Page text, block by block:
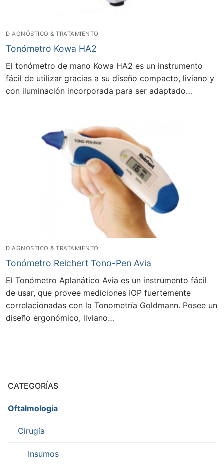
DIAGNÓSTICO & TRATAMIENTO
Tonómetro Kowa HA2
El tonómetro de mano Kowa HA2 es un instrumento
fácil de utilizar gracias a su diseño compacto, liviano y
con iluminación incorporada para ser adaptado…
DIAGNÓSTICO & TRATAMIENTO
Tonómetro Reichert Tono-Pen Avia
El Tonómetro Aplanático Avia es un instrumento fácil
de usar, que provee mediciones IOP fuertemente
correlacionadas con la Tonometría Goldmann. Posee un
diseño ergonómico, liviano…
CATEGORÍAS
Oftalmología
Cirugía
Insumos